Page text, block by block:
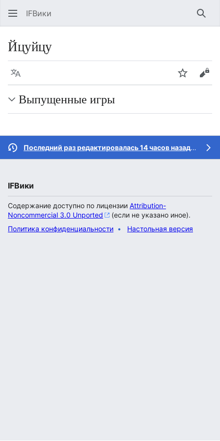
IFВики
Йцуйцу
Язык Следить
Выпущенные игры
Последний раз редактировалась 14 часов назад
IFВики
Содержание доступно по лицензии Attribution-
Noncommercial 3.0 Unported
(если не указано иное).
Политика конфиденциальности
Настольная версия